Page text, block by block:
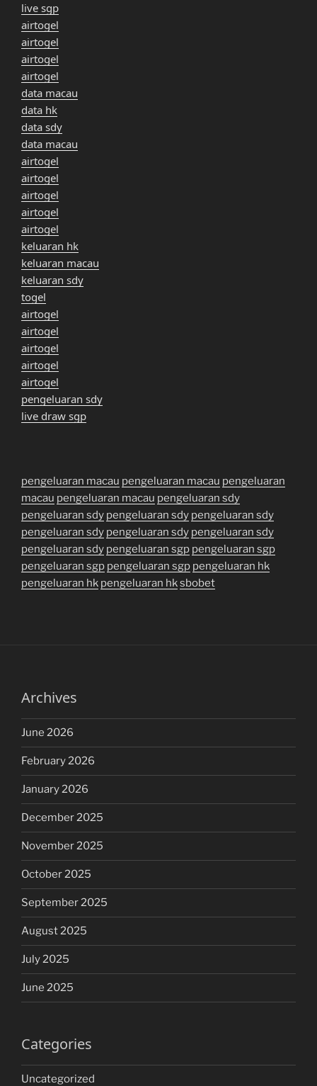
live sgp
airtogel
airtogel
airtogel
airtogel
data macau
data hk
data sdy
data macau
airtogel
airtogel
airtogel
airtogel
airtogel
keluaran hk
keluaran macau
keluaran sdy
togel
airtogel
airtogel
airtogel
airtogel
airtogel
pengeluaran sdy
live draw sgp
pengeluaran macau pengeluaran macau pengeluaran
macau pengeluaran macau pengeluaran sdy
pengeluaran sdy pengeluaran sdy pengeluaran sdy
pengeluaran sdy pengeluaran sdy pengeluaran sdy
pengeluaran sdy pengeluaran sgp pengeluaran sgp
pengeluaran sgp pengeluaran sgp pengeluaran hk
pengeluaran hk pengeluaran hksbobet
Archives
June 2026
February 2026
January 2026
December 2025
November 2025
October 2025
September 2025
August 2025
July 2025
June 2025
Categories
Uncategorized